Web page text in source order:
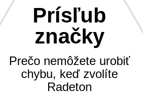
Prísľub
značky
Prečo nemôžete urobiť
chybu, keď zvolíte
Radeton